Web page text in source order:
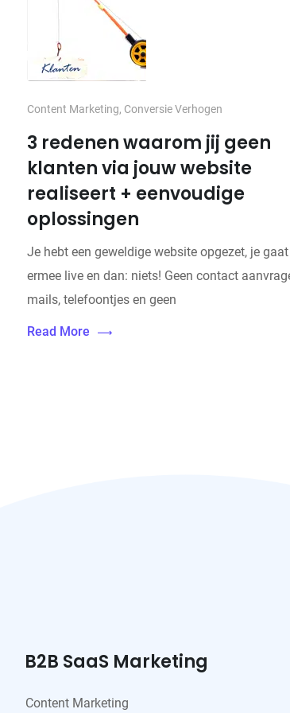
Content Marketing, Conversie Verhogen
3 redenen waarom jij geen
klanten via jouw website
realiseert + eenvoudige
oplossingen
Je hebt een geweldige website opgezet, je gaat
ermee live en dan: niets! Geen contact
mails, telefoontjes en geen
Read More
B2B SaaS Marketing
Content Marketing